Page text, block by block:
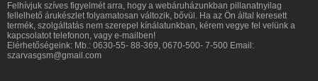
Felhívjuk szíves figyelmét arra, hogy a webáruházunkban pillanatnyilag
fellelhető árukészlet folyamatosan változik, bővül. Ha az Ön által keresett
termék, szolgáltatás nem szerepel kínálatunkban, kérem vegye fel velünk a
kapcsolatot telefonon, vagy e-mailben!
Elérhetőségeink: Mb.: 0630-55- 88-369, 0670-500- 7-500 Email:
szarvasgsm@gmail.com